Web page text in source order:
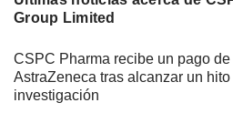
Group Limited
CSPC Pharma recibe un pago
AstraZeneca tras alcanzar un
investigación